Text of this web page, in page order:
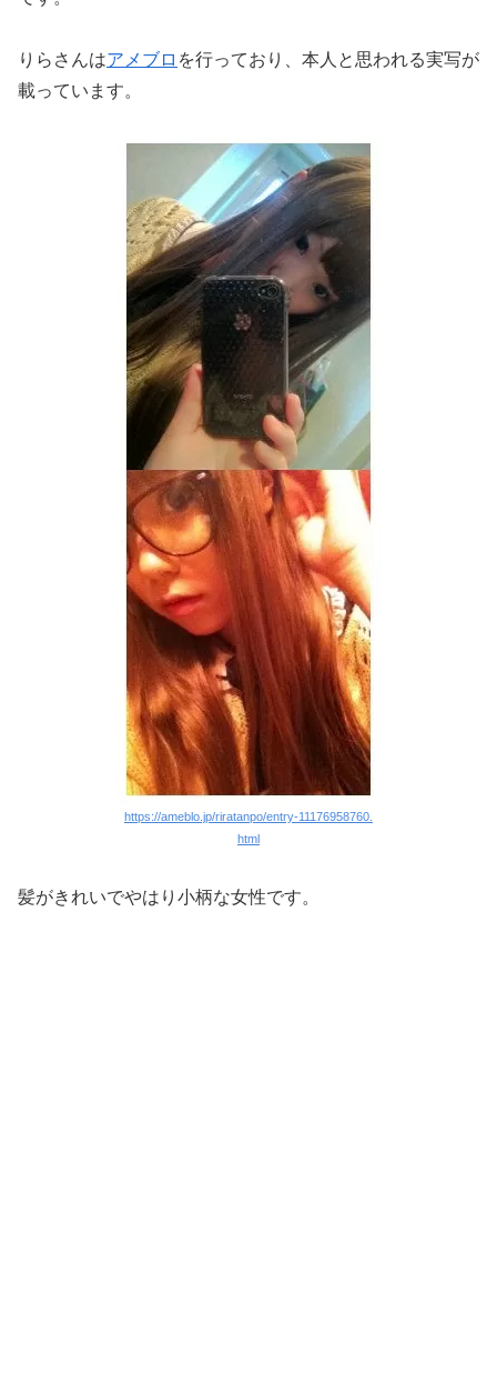
りらさんはアメブロ を行っており、本人と思われる実写が
載っています。
https://ameblo.jp/riratanpo/entry-11176958760.
html
髪がきれいでやはり小柄な女性です。